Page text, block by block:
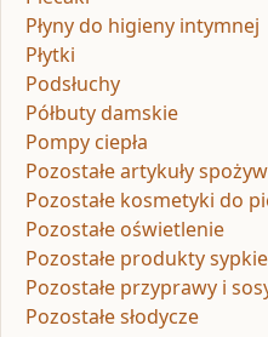
Płyny do higieny intymnej
Płytki
Podsłuchy
Półbuty damskie
Pompy ciepła
Pozostałe artykuły
Pozostałe kosmetyki do
Pozostałe oświetlenie
Pozostałe produkty sypkie
Pozostałe przyprawy i
Pozostałe słodycze